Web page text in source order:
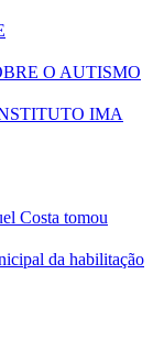
O AUTISMO
IMA
Costa tomou
da habilitação